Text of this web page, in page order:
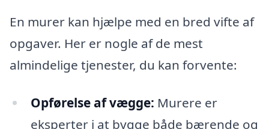
En murer kan hjælpe med en bred vifte af
opgaver. Her er nogle af de mest
almindelige tjenester, du kan forvente:
Opførelse af vægge: Murere er
eksperter i at bygge både bærende og